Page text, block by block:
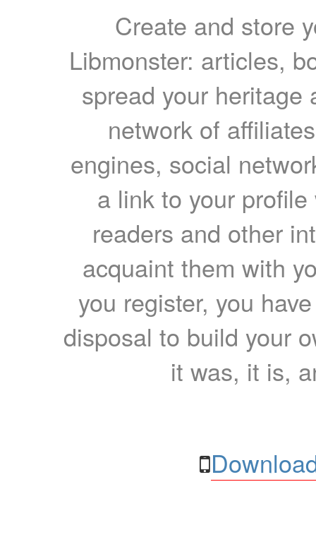
Create and store
Libmonster: articles,
spread your heritage
network of
engines, social
a link to your
readers and other
acquaint them with
you register, you
disposal to build your
it was, it is,